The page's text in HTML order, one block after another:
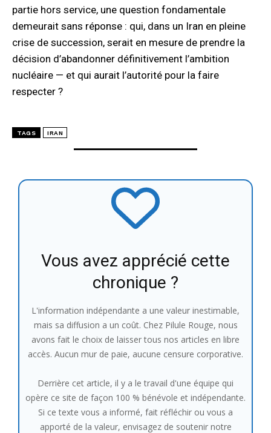
partie hors service, une question fondamentale
demeurait sans réponse : qui, dans un Iran en pleine
crise de succession, serait en mesure de prendre la
décision d’abandonner définitivement l’ambition
nucléaire — et qui aurait l’autorité pour la faire
respecter ?
TAGS IRAN
Vous avez apprécié cette
chronique ?
L'information indépendante a une valeur inestimable,
mais sa diffusion a un coût. Chez Pilule Rouge, nous
avons fait le choix de laisser tous nos articles en libre
accès. Aucun mur de paie, aucune censure corporative.
Derrière cet article, il y a le travail d'une équipe qui
opère ce site de façon 100 % bénévole et indépendante.
Si ce texte vous a informé, fait réfléchir ou vous a
apporté de la valeur, envisagez de soutenir notre